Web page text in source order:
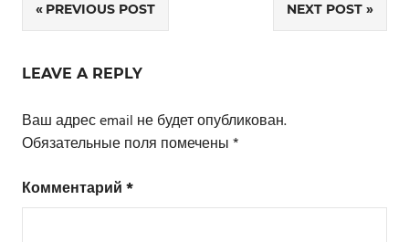
Навигация
по
записям
PREVIOUS POST NEXT POST
LEAVE A REPLY
Ваш адрес email не будет опубликован.
Обязательные поля помечены*
Комментарий*